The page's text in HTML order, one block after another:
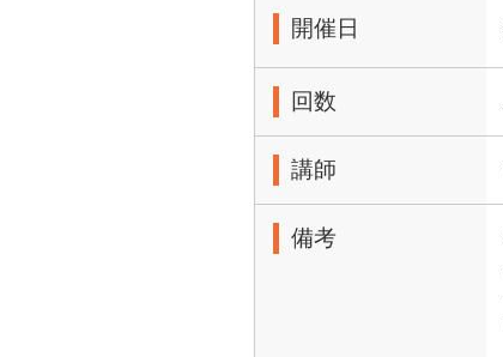
開催日
回数
講師
備考